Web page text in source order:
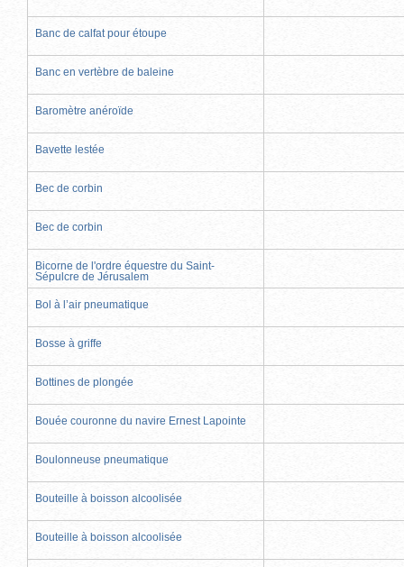
Banc de calfat pour étoupe
Banc en vertèbre de baleine
Baromètre anéroïde
Bavette lestée
Bec de corbin
Bec de corbin
Bicorne de l'ordre équestre du Saint-
Sépulcre de Jérusalem
Bol à l’air pneumatique
Bosse à griffe
Bottines de plongée
Bouée couronne du navire Ernest Lapointe
Boulonneuse pneumatique
Bouteille à boisson alcoolisée
Bouteille à boisson alcoolisée